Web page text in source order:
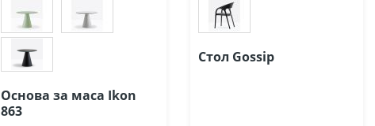
Основа за маса Ikon
863
Стол Gossip